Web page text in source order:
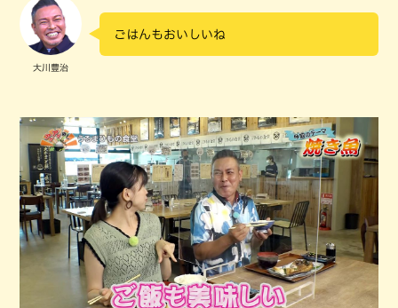
大川豊治
ごはんもおいしいね